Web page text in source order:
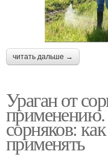
читать дальше →
Ураган от
применению.
сорняков:
применять